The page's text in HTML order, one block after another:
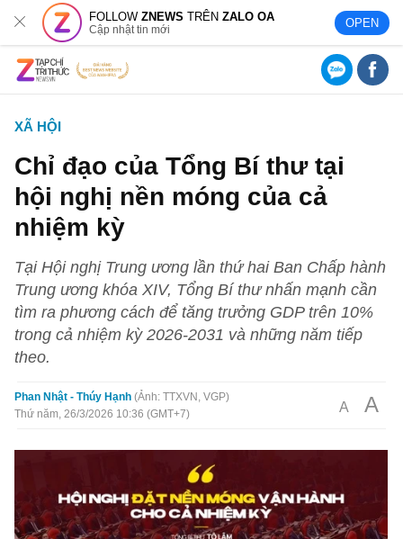
FOLLOWZNEWS TRÊNZALO OA
Cập nhật tin mới OPEN
XÃ HỘI
Chỉ đạo của Tổng Bí thư tại
hội nghị nền móng của cả
nhiệm kỳ
Tại Hội nghị Trung ương lần thứ hai Ban Chấp hành
Trung ương khóa XIV, Tổng Bí thư nhấn mạnh cần
tìm ra phương cách để tăng trưởng GDP trên 10%
trong cả nhiệm kỳ 2026-2031 và những năm tiếp
theo.
Phan Nhật - Thúy Hạnh Ảnh: TTXVN, VGP
Thứ năm, 26/3/2026 10:36 (GMT+7)
A A